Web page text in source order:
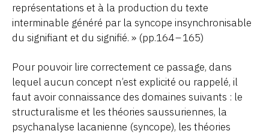
représentations et à la production du texte
interminable généré par la syncope insynchronisable
du signifiant et du signifié. » (pp.164 – 165)
Pour pouvoir lire correctement ce passage, dans
lequel aucun concept n’est explicité ou rappelé, il
faut avoir connaissance des domaines suivants : le
structuralisme et les théories saussuriennes, la
psychanalyse lacanienne (syncope), les théories